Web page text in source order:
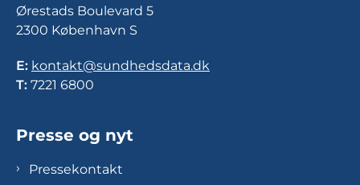
Ørestads Boulevard 5
2300 København S
E: kontakt@sundhedsdata.dk
T: 7221 6800
Presse og nyt
Pressekontakt